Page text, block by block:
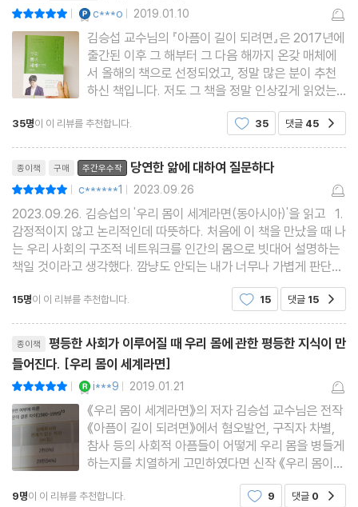
[병원에서 죽는다는 것]
5. 시작 - 질문되어야 하는 것들
‘쓸모없는’ 질문에서 시작된 과학
질문하지 않은 과학이 남긴 것
: 비윤리적 지식 생산 과정을 말하다
6. 상식 - 지식인들의 전쟁터
자신의 경험을 믿지 않는 일
: 데이터 근거 중심 의학에 관하여
‘상식’과 싸우는 과학
: 당위에 질문하는 과학의 역사
[우리에게 필요한 지식을 만드는 일]
참고문헌
| c***o | 2019.01.10
김승섭 교수님의 『아픔이 길이 되려면』은 2017년에
출간된 이후 그 해부터 그 다음 해까지 온갖 매체에
서 올해의 책으로 선정되었고, 정말 많은 분이 추천
하신 책입니다. 저도 그 책을 정말 인상깊게 읽었는
데요, 이렇게 의술이 고도로 발달해서 곧 기대수명이
100세를 넘을 것처럼 말하는 시대에도 얼마나 많은
마나 많은 영향을
35명이 이 리뷰를 추천합니다. 35 댓글 45
종이책 구매 주간우수작 당연한 앎에 대하여 질문하다
| c******1 | 2023.09.26
2023.09.26. 김승섭의 '우리 몸이 세계라면(동아시아)'을 읽고 1.
감정적이지 않고 논리적인데 따뜻하다. 처음에 이 책을 만났을 때 나
는 우리 사회의 구조적 네트워크를 인간의 몸으로 빗대어 설명하는
책일 것이라고 생각했다. 깜냥도 안되는 내가 너무나 가볍게 판단했
다. 이 책이 단순한 1차원적인 몸의 비유가 아니라는 것은 5페이지
만 읽어도 깨닫게 된다. 인간의 질병을 보
15명이 이 리뷰를 추천합니다. 15 댓글 15
종이책
평등한 사회가 이루어질 때 우리 몸에 관한 평등한 지식이 만
들어진다. [우리 몸이 세계라면]
| i***9 | 2019.01.21
《우리 몸이 세계라면》의 저자 김승섭 교수님은 전작
《아픔이 길이 되려면》에서 혐오발언, 구직자 차별,
참사 등의 사회적 아픔들이 어떻게 우리 몸을 병들게
하는지를 치열하게 고민하였다면 신작 《우리 몸이
세계라면》에서는 우리 몸을 둘러싼 연구가 어떻게
발전되어 왔으며 우리에게 필요한 지식을 만드는 일
9명이 이 리뷰를 추천합니다. 9 댓글 0